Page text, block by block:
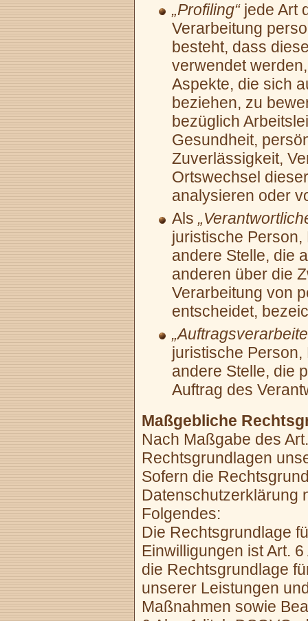
„Profiling“jede Art
Verarbeitung
besteht, dass
verwendet
Aspekte, die sich
beziehen, zu
bezüglich
Gesundheit,
Zuverlässigkeit,
Ortswechsel
analysieren oder
Als
juristische
andere Stelle, die
anderen über die
Verarbeitung von
entscheidet,
juristische
andere Stelle, die
Auftrag des
Maßgebliche
Nach Maßgabe des
Rechtsgrundlagen
Sofern die
Datenschutzerklärung
Folgendes:
Die Rechtsgrundlage
Einwilligungen ist Art.
die Rechtsgrundlage
unserer Leistungen
Maßnahmen sowie